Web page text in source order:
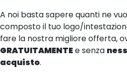
A noi basta sapere quanti ne
composto il tuo logo/
fare la nostra migliore offerta,
GRATUITAMENTEe senza
acquisto.